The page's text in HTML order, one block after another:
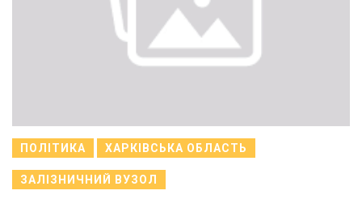
ПОЛІТИКА ХАРКІВСЬКА ОБЛАСТЬ
ЗАЛІЗНИЧНИЙ ВУЗОЛ